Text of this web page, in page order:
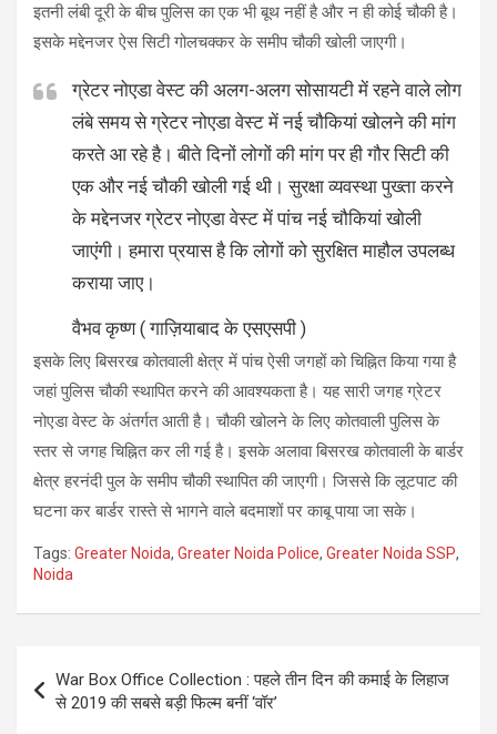
इतनी लंबी दूरी के बीच पुलिस का एक भी बूथ नहीं है और न ही कोई चौकी है।
इसके मद्देनजर ऐस सिटी गोलचक्कर के समीप चौकी खोली जाएगी।
ग्रेटर नोएडा वेस्ट की अलग-अलग सोसायटी में रहने वाले लोग
लंबे समय से ग्रेटर नोएडा वेस्ट में नई चौकियां खोलने की मांग
करते आ रहे है। बीते दिनों लोगों की मांग पर ही गौर सिटी की
एक और नई चौकी खोली गई थी। सुरक्षा व्यवस्था पुख्ता करने
के मद्देनजर ग्रेटर नोएडा वेस्ट में पांच नई चौकियां खोली
जाएंगी। हमारा प्रयास है कि लोगों को सुरक्षित माहौल उपलब्ध
कराया जाए।
वैभव कृष्ण ( गाज़ियाबाद के एसएसपी )
इसके लिए बिसरख कोतवाली क्षेत्र में पांच ऐसी जगहों को चिह्नित किया गया है
जहां पुलिस चौकी स्थापित करने की आवश्यकता है। यह सारी जगह ग्रेटर
नोएडा वेस्ट के अंतर्गत आती है। चौकी खोलने के लिए कोतवाली पुलिस के
स्तर से जगह चिह्नित कर ली गई है। इसके अलावा बिसरख कोतवाली के बार्डर
क्षेत्र हरनंदी पुल के समीप चौकी स्थापित की जाएगी। जिससे कि लूटपाट की
घटना कर बार्डर रास्ते से भागने वाले बदमाशों पर काबू पाया जा सके।
Tags: Greater Noida, Greater Noida Police, Greater Noida SSP,
Noida
navigation
War Box Office Collection : पहले तीन दिन की कमाई के लिहाज
से 2019 की सबसे बड़ी फिल्म बनीं ‘वॉर’